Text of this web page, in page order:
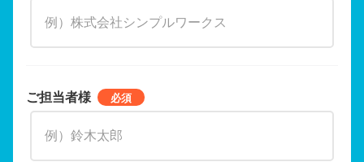
ご担当者様